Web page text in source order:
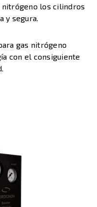
los cilindros
y segura.
gas nitrógeno
con el consiguiente